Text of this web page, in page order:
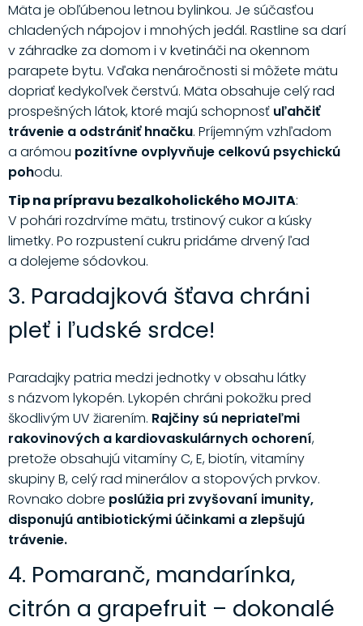
Mäta je obľúbenou letnou bylinkou. Je súčasťou
chladených nápojov i mnohých jedál. Rastline sa darí
v záhradke za domom i v kvetináči na okennom
parapete bytu. Vďaka nenáročnosti si môžete mätu
dopriať kedykoľvek čerstvú. Mäta obsahuje celý rad
prospešných látok, ktoré majú schopnosť uľahčiť
trávenie a odstrániť hnačku. Príjemným vzhľadom
a arómou pozitívne ovplyvňuje celkovú psychickú
pohodu.
Tip na prípravu bezalkoholického MOJITA:
V pohári rozdrvíme mätu, trstinový cukor a kúsky
limetky. Po rozpustení cukru pridáme drvený ľad
a dolejeme sódovkou.
3. Paradajková šťava chráni
pleť i ľudské srdce!
Paradajky patria medzi jednotky v obsahu látky
s názvom lykopén. Lykopén chráni pokožku pred
škodlivým UV žiarením. Rajčiny sú nepriateľmi
rakovinových a kardiovaskulárnych ochorení,
pretože obsahujú vitamíny C, E, biotín, vitamíny
skupiny B, celý rad minerálov a stopových prvkov.
Rovnako dobre poslúžia pri zvyšovaní imunity,
disponujú antibiotickými účinkami a zlepšujú
trávenie.
4. Pomaranč, mandarínka,
citrón a grapefruit – dokonalé